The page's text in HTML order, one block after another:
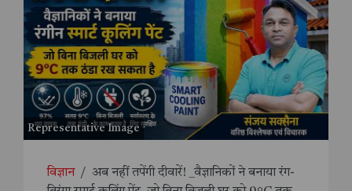
Representative Image
विज्ञान / अब नहीं तपेंगी दीवारें! _वैज्ञानिकों ने बनाया रंग-